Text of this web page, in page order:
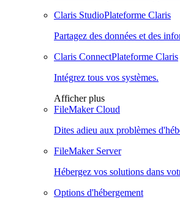
Claris StudioPlateforme Claris
Partagez des données et des
Claris ConnectPlateforme Claris
Intégrez tous vos systèmes.
Afficher plus
FileMaker Cloud
Dites adieu aux problèmes
FileMaker Server
Hébergez vos solutions dans
Options d'hébergement